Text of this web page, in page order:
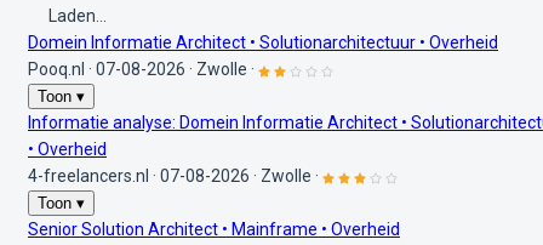
Laden...
Domein Informatie Architect • Solutionarchitectuur • Overheid
Pooq.nl · 07-08-2026 · Zwolle ·
Toon ▾
Informatie analyse: Domein Informatie Architect •
• Overheid
4-freelancers.nl · 07-08-2026 · Zwolle ·
Toon ▾
Senior Solution Architect • Mainframe • Overheid